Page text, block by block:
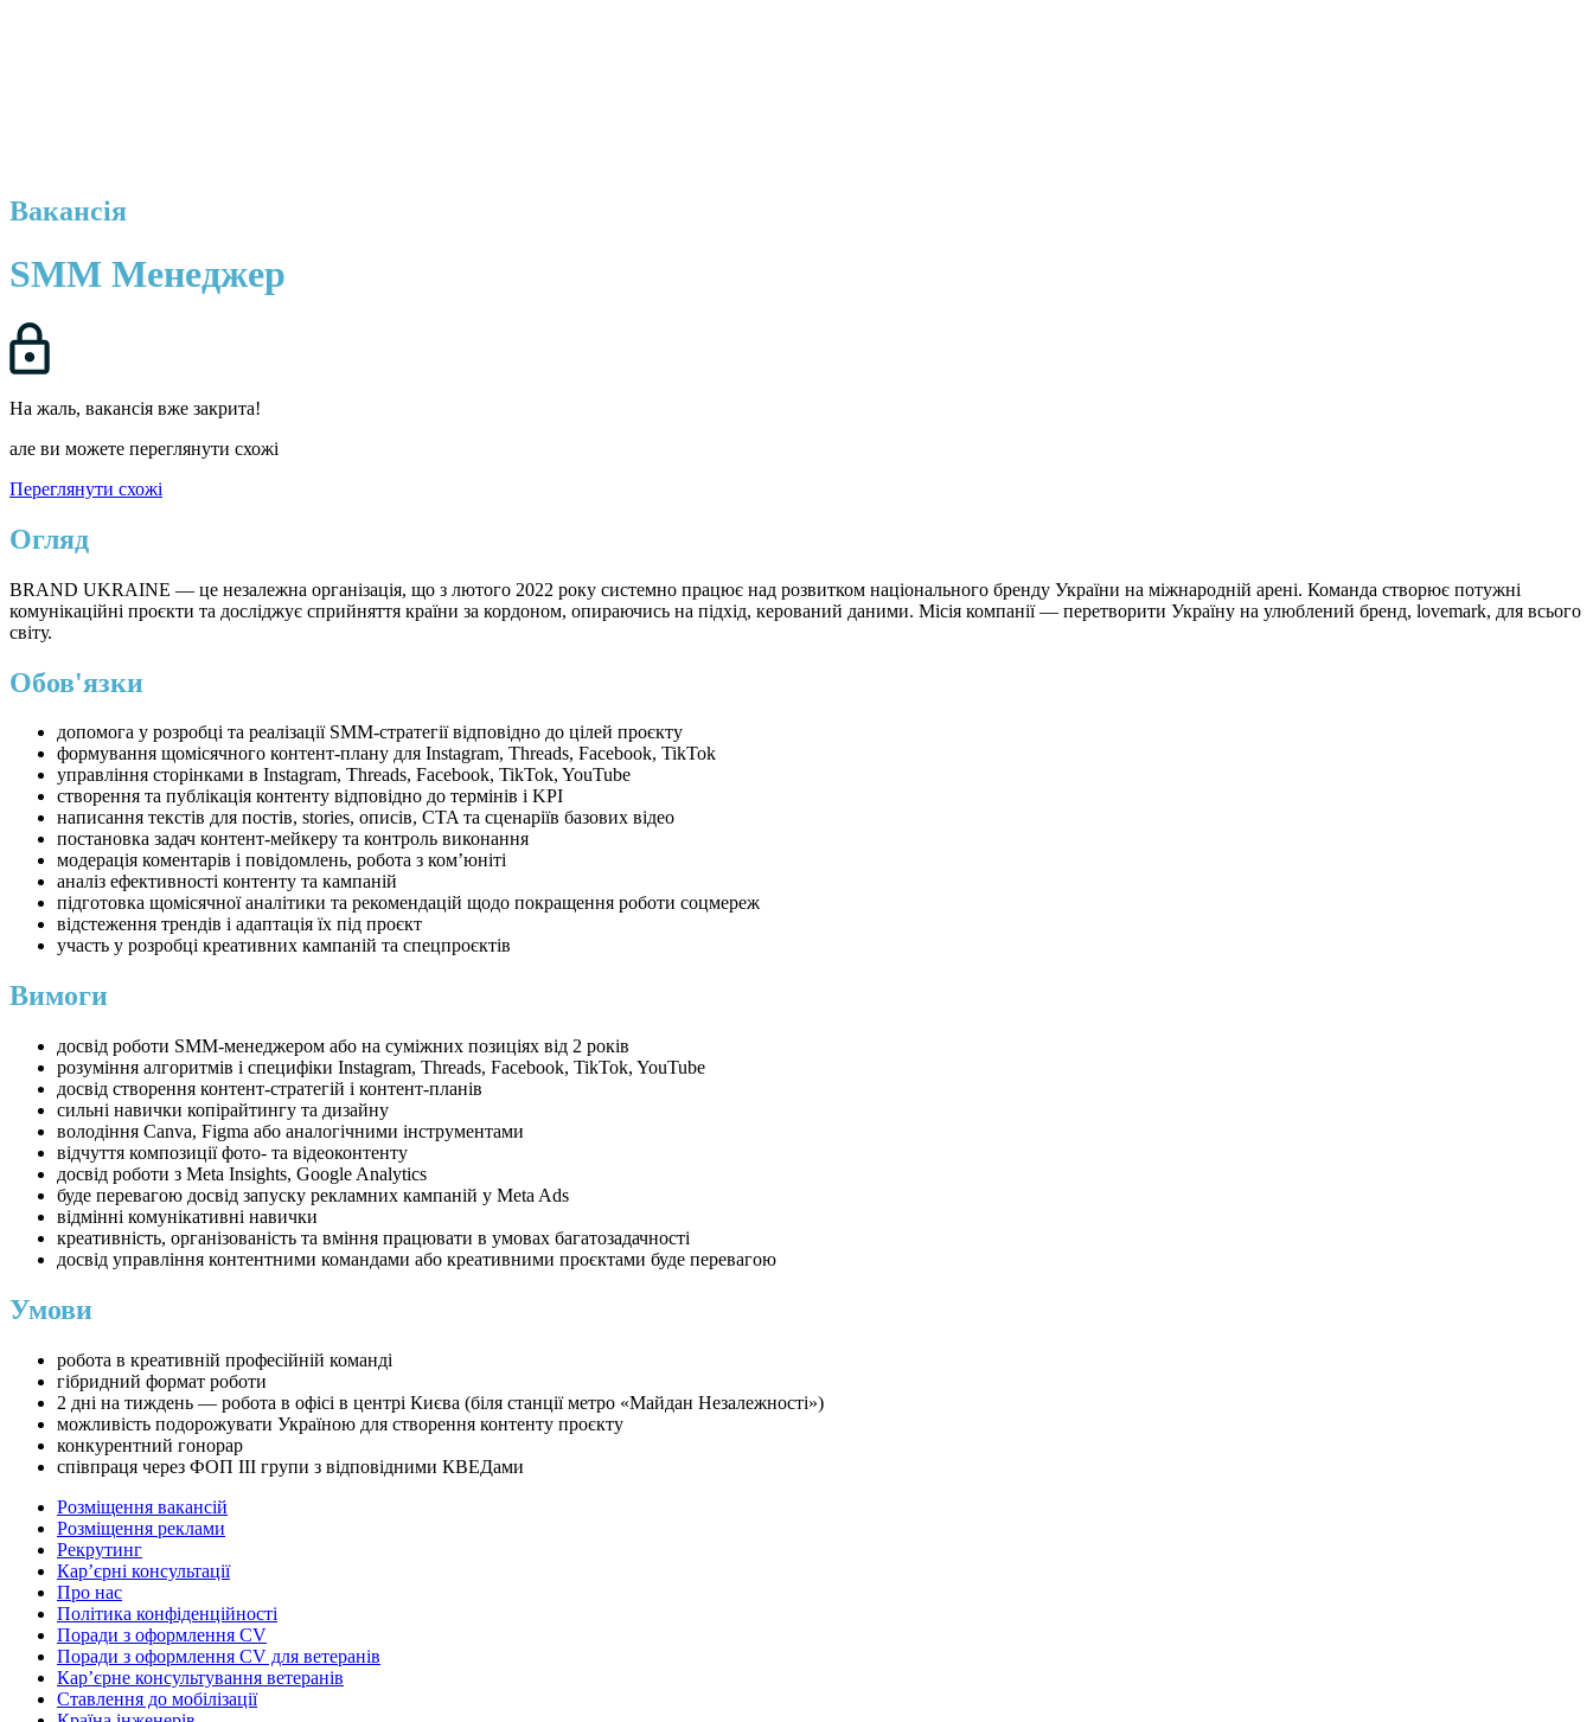
Вакансія
SMM Менеджер
На жаль, вакансія вже закрита!
але ви можете переглянути схожі
Переглянути схожі
Огляд
BRAND UKRAINE — це незалежна організація, що з лютого 2022 року системно працює над розвитком національного бренду України на міжнародній арені. Команда створює потужні
комунікаційні проєкти та досліджує сприйняття країни за кордоном, опираючись на підхід, керований даними. Місія компанії — перетворити Україну на улюблений бренд, lovemark, для всього
світу.
Обов'язки
допомога у розробці та реалізації SMM-стратегії відповідно до цілей проєкту
формування щомісячного контент-плану для Instagram, Threads, Facebook, TikTok
управління сторінками в Instagram, Threads, Facebook, TikTok, YouTube
створення та публікація контенту відповідно до термінів і KPI
написання текстів для постів, stories, описів, CTA та сценаріїв базових відео
постановка задач контент-мейкеру та контроль виконання
модерація коментарів і повідомлень, робота з ком’юніті
аналіз ефективності контенту та кампаній
підготовка щомісячної аналітики та рекомендацій щодо покращення роботи соцмереж
відстеження трендів і адаптація їх під проєкт
участь у розробці креативних кампаній та спецпроєктів
Вимоги
досвід роботи SMM-менеджером або на суміжних позиціях від 2 років
розуміння алгоритмів і специфіки Instagram, Threads, Facebook, TikTok, YouTube
досвід створення контент-стратегій і контент-планів
сильні навички копірайтингу та дизайну
володіння Canva, Figma або аналогічними інструментами
відчуття композиції фото- та відеоконтенту
досвід роботи з Meta Insights, Google Analytics
буде перевагою досвід запуску рекламних кампаній у Meta Ads
відмінні комунікативні навички
креативність, організованість та вміння працювати в умовах багатозадачності
досвід управління контентними командами або креативними проєктами буде перевагою
Умови
робота в креативній професійній команді
гібридний формат роботи
2 дні на тиждень — робота в офісі в центрі Києва (біля станції метро «Майдан Незалежності»)
можливість подорожувати Україною для створення контенту проєкту
конкурентний гонорар
співпраця через ФОП III групи з відповідними КВЕДами
Розміщення вакансій
Розміщення реклами
Рекрутинг
Карʼєрні консультації
Про нас
Політика конфіденційності
Поради з оформлення CV
Поради з оформлення CV для ветеранів
Карʼєрне консультування ветеранів
Ставлення до мобілізації